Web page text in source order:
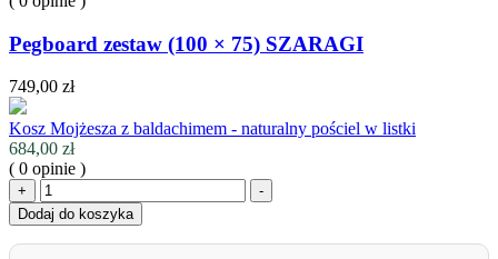
Pegboard zestaw (100 × 75) SZARAGI
749,00 zł
Kosz Mojżesza z baldachimem - naturalny pościel w listki
684,00 zł
( 0 opinie )
+
ilość
Kosz
Mojżesza
z
-
Dodaj do koszyka